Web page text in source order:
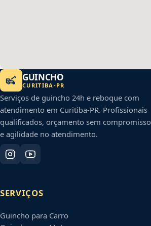
GUINCHO
CURITIBA -PR
Serviços de guincho 24h e reboque com
atendimento em Curitiba-PR. Profissionais
qualificados, orçamento sem compromisso
e agilidade no atendimento.
SERVIÇOS
Guincho para Carro